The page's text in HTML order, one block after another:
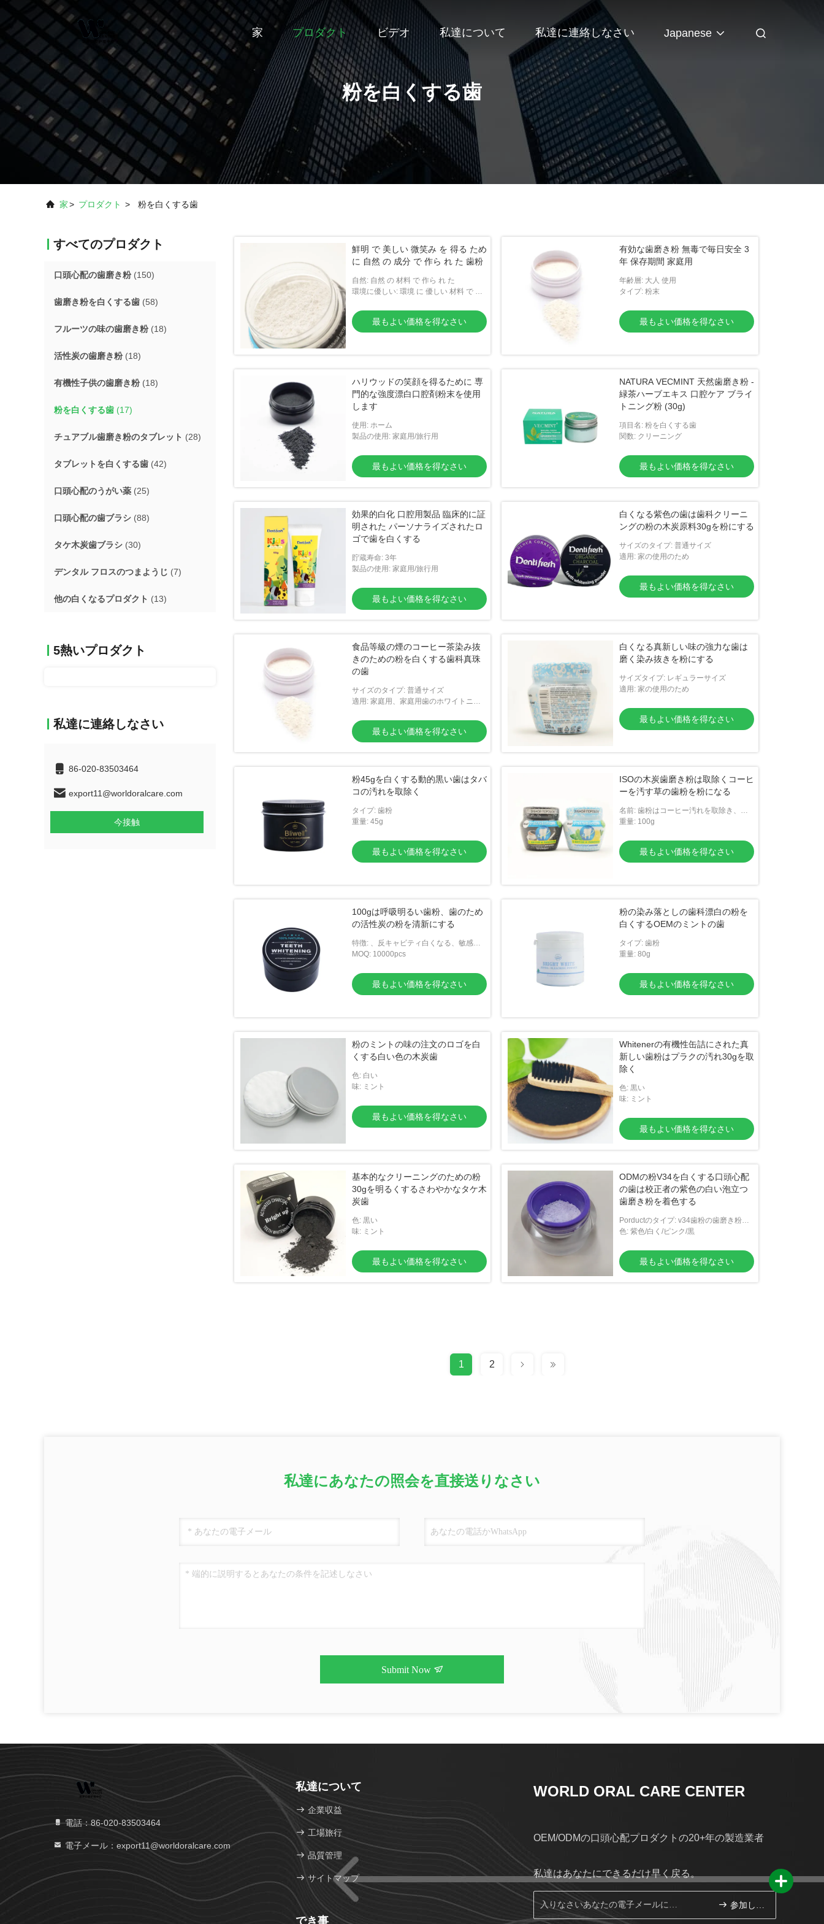
家 プロダクト ビデオ 私達について 私達に連絡しなさい Japanese
粉を白くする歯
家> プロダクト > 粉を白くする歯
すべてのプロダクト
口頭心配の歯磨き粉(150)
歯磨き粉を白くする歯 (58)
フルーツの味の歯磨き粉(18)
活性炭の歯磨き粉(18)
有機性子供の歯磨き粉(18)
粉を白くする歯 (17)
チュアブル歯磨き粉のタブレット (28)
タブレットを白くする歯 (42)
口頭心配のうがい薬 (25)
口頭心配の歯ブラシ (88)
タケ木炭歯ブラシ (30)
デンタル フロスのつまようじ (7)
他の白くなるプロダクト (13)
5熱いプロダクト
私達に連絡しなさい
86-020-83503464
export11@worldoralcare.com
今接触
鮮明 で 美しい 微笑み を 得る ため
に 自然 の 成分 で 作ら れ た 歯粉
自然: 自然 の 材料 で 作ら れ た
環境に優しい: 環境 に 優しい 材料 で 梱
最もよい価格を得なさい
有効な歯磨き粉 無毒で毎日安全 3
年 保存期間 家庭用
年齢層: 大人 使用
タイプ: 粉末
最もよい価格を得なさい
ハリウッドの笑顔を得るために 専
門的な強度漂白口腔剤粉末を使用
します
使用: ホーム
製品の使用: 家庭用/旅行用
最もよい価格を得なさい
NATURA VECMINT 天然歯磨き粉 -
緑茶ハーブエキス 口腔ケア ブライ
トニング粉 (30g)
項目名: 粉を白くする歯
関数: クリーニング
最もよい価格を得なさい
効果的白化 口腔用製品 臨床的に証
明された パーソナライズされたロ
ゴで歯を白くする
貯蔵寿命: 3年
製品の使用: 家庭用/旅行用
最もよい価格を得なさい
白くなる紫色の歯は歯科クリーニ
ングの粉の木炭原料30gを粉にする
サイズのタイプ: 普通サイズ
適用: 家の使用のため
最もよい価格を得なさい
食品等級の煙のコーヒー茶染み抜
きのための粉を白くする歯科真珠
の歯
サイズのタイプ: 普通サイズ
適用: 家庭用、家庭用歯のホワイトニン
最もよい価格を得なさい
白くなる真新しい味の強力な歯は
磨く染み抜きを粉にする
サイズタイプ: レギュラーサイズ
適用: 家の使用のため
最もよい価格を得なさい
粉45gを白くする動的黒い歯はタバ
コの汚れを取除く
タイプ: 歯粉
重量: 45g
最もよい価格を得なさい
ISOの木炭歯磨き粉は取除くコーヒ
ーを汚す草の歯粉を粉になる
名前: 歯粉はコーヒー汚れを取除き、歯
からのタバコの汚れは、歯の歯粉を白く
重量: 100g
最もよい価格を得なさい
100gは呼吸明るい歯粉、歯のため
の活性炭の粉を清新にする
特徴: 、反キャビティ白くなる、敏感な
歯のために、基本口頭に新たになること
MOQ: 10000pcs
最もよい価格を得なさい
粉の染み落としの歯科漂白の粉を
白くするOEMのミントの歯
タイプ: 歯粉
重量: 80g
最もよい価格を得なさい
粉のミントの味の注文のロゴを白
くする白い色の木炭歯
色: 白い
味: ミント
最もよい価格を得なさい
Whitenerの有機性缶詰にされた真
新しい歯粉はプラクの汚れ30gを取
除く
色: 黒い
味: ミント
最もよい価格を得なさい
基本的なクリーニングのための粉
30gを明るくするさわやかなタケ木
炭歯
色: 黒い
味: ミント
最もよい価格を得なさい
ODMの粉V34を白くする口頭心配
の歯は校正者の紫色の白い泡立つ
歯磨き粉を着色する
Porductのタイプ: v34歯粉の歯磨き粉を
白くする歯
色: 紫色/白く/ピンク/黒
最もよい価格を得なさい
1 2
私達にあなたの照会を直接送りなさい
Submit Now
電話：86-020-83503464
電子メール：export11@worldoralcare.com
私達について
企業収益
工場旅行
品質管理
サイトマップ
でき事
WORLD ORAL CARE CENTER
OEM/ODMの口頭心配プロダクトの20+年の製造業者
私達はあなたにできるだけ早く戻る。
参加しなさい